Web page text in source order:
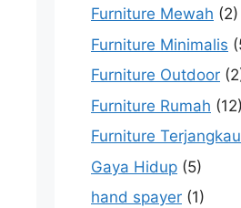
Furniture Mewah (2)
Furniture Minimalis
Furniture Outdoor
Furniture Rumah (12)
Furniture Terjangkau
Gaya Hidup (5)
hand spayer (1)